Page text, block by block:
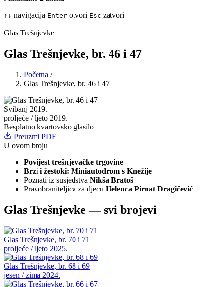
↑ ↓ navigacija Enter otvori Esc zatvori
Glas Trešnjevke
Glas Trešnjevke, br. 46 i 47
Početna /
Glas Trešnjevke, br. 46 i 47
Svibanj 2019.
proljeće / ljeto 2019.
Besplatno kvartovsko glasilo
Preuzmi PDF
U ovom broju
Povijest trešnjevačke trgovine
Brzi i žestoki: Miniautodrom s Knežije
Poznati iz susjedstva Nikša Bratoš
Pravobraniteljica za djecu Helenca Pirnat Dragičević
Glas Trešnjevke — svi brojevi
Glas Trešnjevke, br. 70 i 71
proljeće / ljeto 2025.
Glas Trešnjevke, br. 68 i 69
jesen / zima 2024.